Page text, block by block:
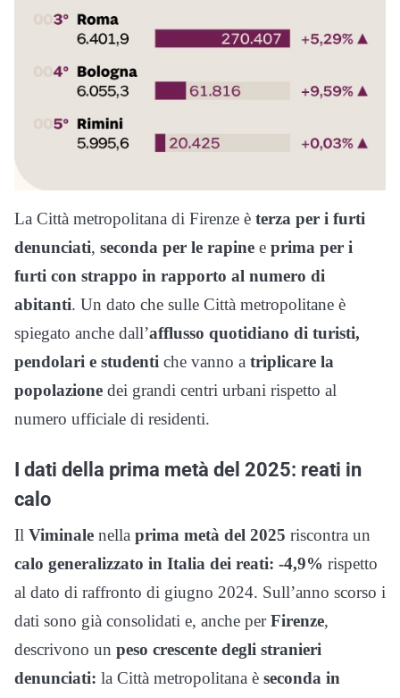
La Città metropolitana di Firenze è terza per i furti
denunciati, seconda per le rapine e prima per i
furti con strappo in rapporto al numero di
abitanti. Un dato che sulle Città metropolitane è
spiegato anche dall’afflusso quotidiano di turisti,
pendolari e studenti che vanno a triplicare la
popolazione dei grandi centri urbani rispetto al
numero ufficiale di residenti.
I dati della prima metà del 2025: reati in
calo
Il Viminale nella prima metà del 2025 riscontra un
calo generalizzato in Italia dei reati: -4,9% rispetto
al dato di raffronto di giugno 2024. Sull’anno scorso i
dati sono già consolidati e, anche perFirenze,
descrivono un peso crescente degli stranieri
denunciati: la Città metropolitana è seconda in